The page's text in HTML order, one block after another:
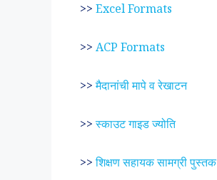
>> Excel Formats
>> ACP Formats
>>मैदानांची मापे व रेखाटन
>>स्काउट गाइड ज्योति
>>शिक्षण सहायक सामग्री पुस्तक